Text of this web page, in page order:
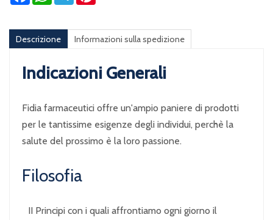
Descrizione Informazioni sulla spedizione
Indicazioni Generali
Fidia farmaceutici offre un'ampio paniere di prodotti
per le tantissime esigenze degli individui, perchè la
salute del prossimo è la loro passione.
Filosofia
II Principi con i quali affrontiamo ogni giorno il